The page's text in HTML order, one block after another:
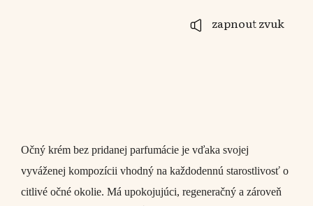
zapnout zvuk
Očný krém bez pridanej parfumácie je vďaka svojej
vyváženej kompozícii vhodný na každodennú starostlivosť o
citlivé očné okolie. Má upokojujúci, regeneračný a zároveň